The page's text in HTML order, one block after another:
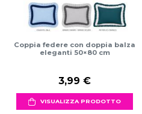
Coppia federe con doppia balza
eleganti 50×80 cm
3,99 €
VISUALIZZA PRODOTTO